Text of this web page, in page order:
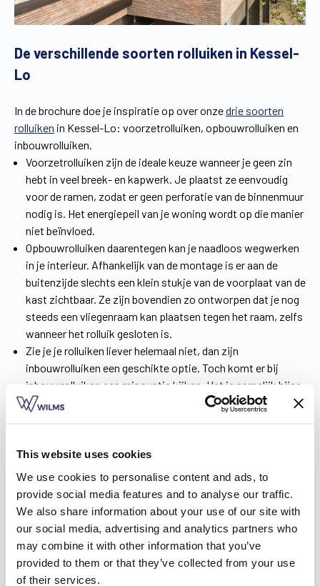
This website uses cookies
We use cookies to personalise content and ads, to
provide social media features and to analyse our traffic.
We also share information about your use of our site with
our social media, advertising and analytics partners who
may combine it with other information that you’ve
provided to them or that they’ve collected from your use
of their services.
De verschillende soorten rolluiken in Kessel-
Lo
In de brochure doe je inspiratie op over onzedrie soorten
rolluiken in Kessel-Lo: voorzetrolluiken, opbouwrolluiken en
inbouwrolluiken.
Voorzetrolluiken zijn de ideale keuze wanneer je geen zin
hebt in veel breek- en kapwerk. Je plaatst ze eenvoudig
voor de ramen, zodat er geen perforatie van de binnenmuur
nodig is. Het energiepeil van je woning wordt op die manier
niet beïnvloed.
Opbouwrolluiken daarentegen kan je naadloos wegwerken
in je interieur. Afhankelijk van de montage is er aan de
buitenzijde slechts een klein stukje van de voorplaat van de
kast zichtbaar. Ze zijn bovendien zo ontworpen dat je nog
steeds een vliegenraam kan plaatsen tegen het raam, zelfs
wanneer het rolluik gesloten is.
Zie je je rolluiken liever helemaal niet, dan zijn
inbouwrolluiken een geschikte optie. Toch komt er bij
inbouwrolluiken een minpuntje kijken. Het is namelijk bijna
onmogelijk om ze volledig luchtdicht te maken, wat voor
rolluiken dat werkt volgens een luchtdicht systeem.
Download nu de brochure
Doe inspiratie op voor je rolluiken
Rolluiken kopen in Kessel-Lo, daar begin je niet zomaar aan.
Uiteraard wil je het product eerst zien, voelen, beleven. Dat